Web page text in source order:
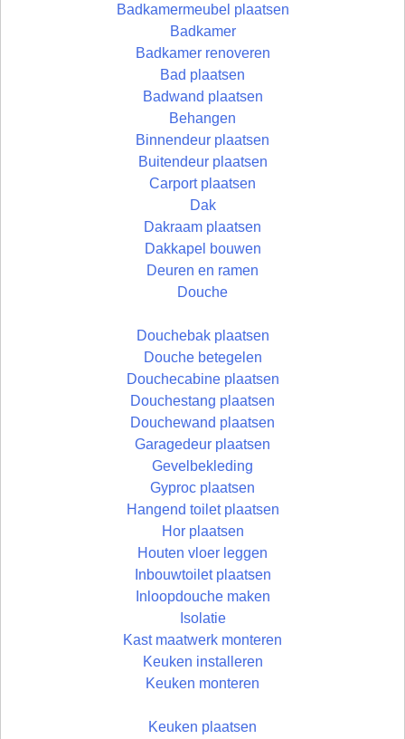
Badkamermeubel plaatsen
Badkamer
Badkamer renoveren
Bad plaatsen
Badwand plaatsen
Behangen
Binnendeur plaatsen
Buitendeur plaatsen
Carport plaatsen
Dak
Dakraam plaatsen
Dakkapel bouwen
Deuren en ramen
Douche
Douchebak plaatsen
Douche betegelen
Douchecabine plaatsen
Douchestang plaatsen
Douchewand plaatsen
Garagedeur plaatsen
Gevelbekleding
Gyproc plaatsen
Hangend toilet plaatsen
Hor plaatsen
Houten vloer leggen
Inbouwtoilet plaatsen
Inloopdouche maken
Isolatie
Kast maatwerk monteren
Keuken installeren
Keuken monteren
Keuken plaatsen